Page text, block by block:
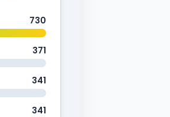
730
371
341
341